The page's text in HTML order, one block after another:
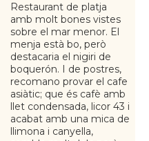
Restaurant de platja
amb molt bones vistes
sobre el mar menor. El
menja està bo, però
destacaria el nigiri de
boquerón. I de postres,
recomano provar el cafe
asiàtic; que és cafè amb
llet condensada, licor 43 i
acabat amb una mica de
llimona i canyella,